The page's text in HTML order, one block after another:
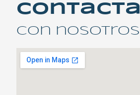
Contacta
con nosotros